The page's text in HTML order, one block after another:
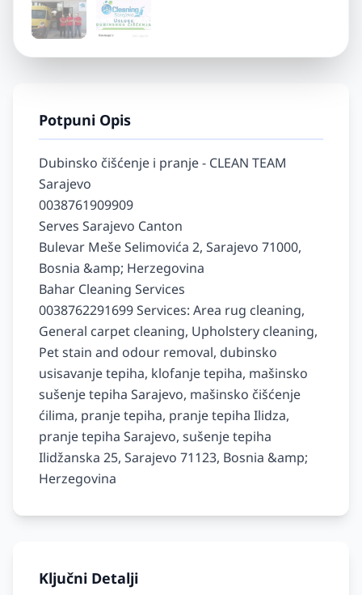
Potpuni Opis
Dubinsko čišćenje i pranje - CLEAN TEAM
Sarajevo
0038761909909
Serves Sarajevo Canton
Bulevar Meše Selimovića 2, Sarajevo 71000,
Bosnia &amp; Herzegovina
Bahar Cleaning Services
0038762291699 Services: Area rug cleaning,
General carpet cleaning, Upholstery cleaning,
Pet stain and odour removal, dubinsko
usisavanje tepiha, klofanje tepiha, mašinsko
sušenje tepiha Sarajevo, mašinsko čišćenje
ćilima, pranje tepiha, pranje tepiha Ilidza,
pranje tepiha Sarajevo, sušenje tepiha
Ilidžanska 25, Sarajevo 71123, Bosnia &amp;
Ključni Detalji